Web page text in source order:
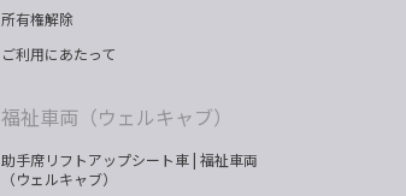
所有権解除
ご利用にあたって
福祉車両（ウェルキャブ）
助手席リフトアップシート車 | 福祉車両
（ウェルキャブ）